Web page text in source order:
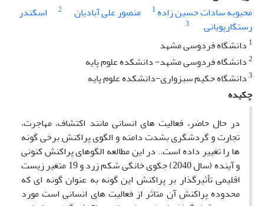
محبوبه سادات حسین زاده1 منصور علی آبادیان 2
اسکندر
رستگارپویانی
3
1 دانشگاه فردوسی مشهد
2دانشگاه فردوسی مشهد- دانشکده علوم پایه
3دانشگاه حکیم سبزواری-دانشکده علوم پایه
چکیده
در حال حاضر، فعالیت های انسانی مانند اکتشاف، مهاجرت،
تجارت و گردشگری بشدت دامنه و الگوی پراکنش برخی گونه
ها را تغییر داده است.. در این مطالعه الگوهای پراکنش کنونی
و آینده (سال 2040) جکوی خانگی شکم زرد و 19 متغیر زیست
اقلیمی تأثیرگذار بر پراکنش این گونه به عنوان گونه ای که
محدوده پراکنش آن متاثر از فعالیت های انسانی است مورد